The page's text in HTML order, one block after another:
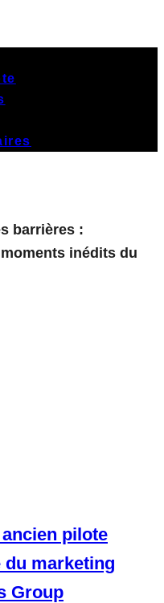
barrières :
inédits du
pilote
du marketing
Group